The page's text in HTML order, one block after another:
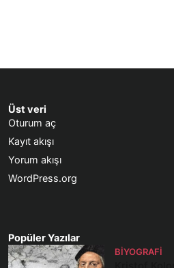
Üst veri
Oturum aç
Kayıt akışı
Yorum akışı
WordPress.org
Popüler Yazılar
BIYOGRAFI